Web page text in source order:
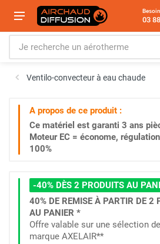
03
Ventilo-convecteur à eau chaude
A propos de ce produit :
Ce matériel est garanti 3 ans
Moteur EC = économe,
100%
-40% DÈS 2 PRODUITS AU
40% DE REMISE À PARTIR DE 2
AU PANIER *
Offre valable sur une sélection
marque AXELAIR**